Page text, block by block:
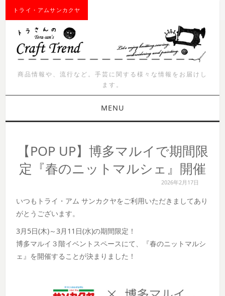
トライ・アムサンカクヤ
商品情報や、流行など。手芸に関する様々な情報をお届けし
ます。
MENU
商品紹介
ワークショップ
【POP UP】博多マルイで期間限
定『春のニットマルシェ』開催
2026年2月17日
いつもトライ・アム サンカクヤをご利用いただきましてあり
がとうございます。
3月5日(木)～3月11日(水)の期間限定！
博多マルイ３階イベントスペースにて、『春のニットマルシ
ェ』を開催することが決まりました！